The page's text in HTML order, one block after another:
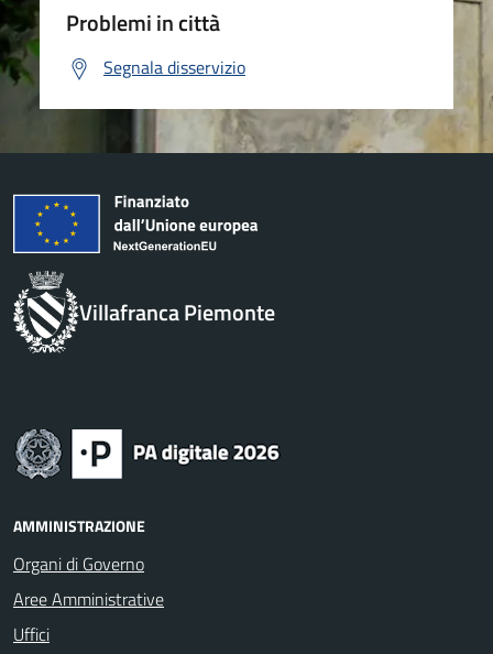
Problemi in città
Segnala disservizio
Villafranca Piemonte
AMMINISTRAZIONE
Organi di Governo
Aree Amministrative
Uffici